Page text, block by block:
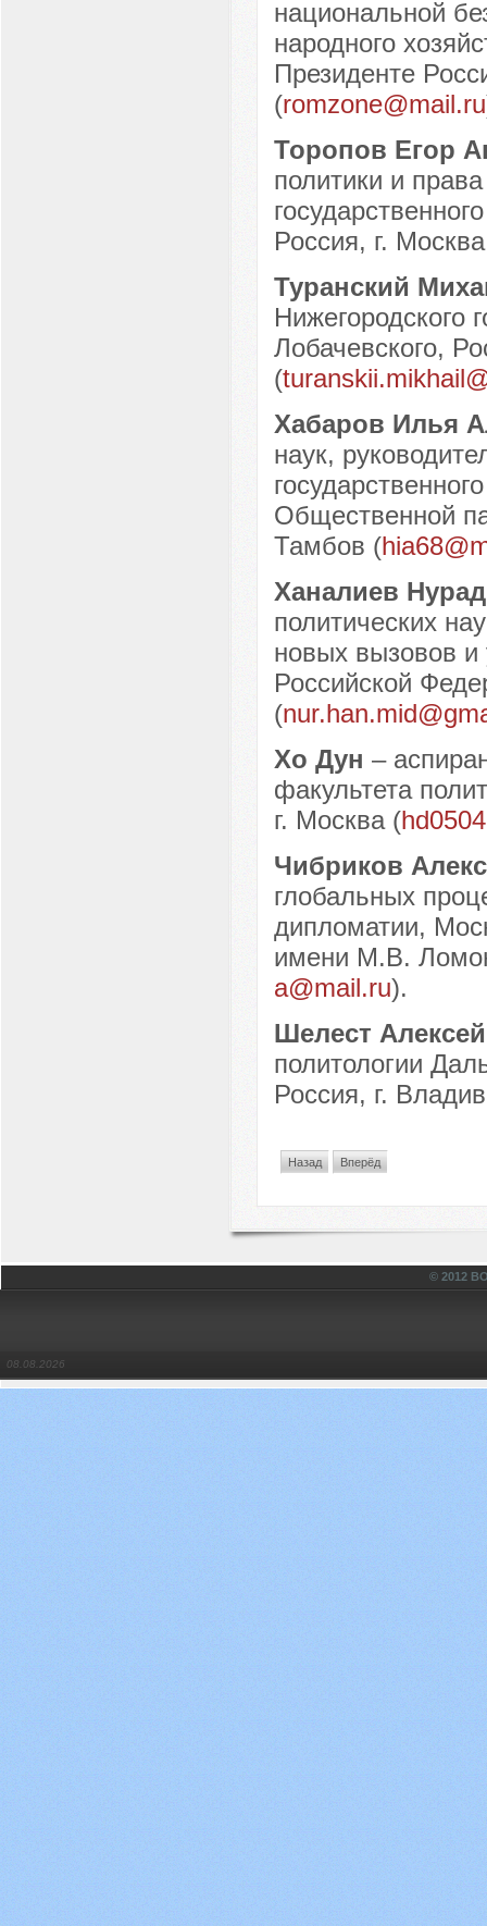
национальной
народного
Президенте
(romzone@mail.ru
Торопов Егор
политики и
Россия, г.
Туранский
Нижегородского
Лобачевского,
(
Хабаров Илья
наук,
Общественной
Тамбов (
Ханалиев
политических
новых вызовов и
Российской
(
Хо Дун –
факультета
г. Москва (
Чибриков
глобальных
дипломатии,
имени М.В.
a@mail.ru).
Шелест
политологии
Россия, г.
Назад Вперёд
© 2012
08.08.2026